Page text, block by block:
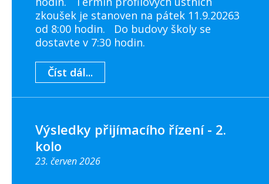
zkoušek je stanoven na pátek 11.9.20263
od 8:00 hodin. Do budovy školy se
dostavte v 7:30 hodin.
Číst dál...
Výsledky přijímacího řízení - 2.
kolo
23. červen 2026